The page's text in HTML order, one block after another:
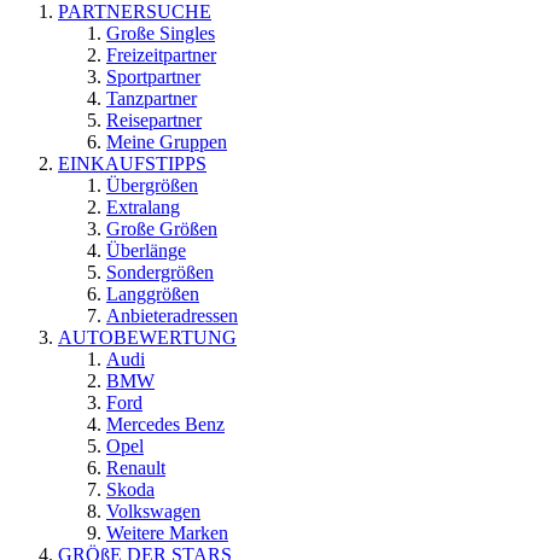
PARTNERSUCHE
Große Singles
Freizeitpartner
Sportpartner
Tanzpartner
Reisepartner
Meine Gruppen
EINKAUFSTIPPS
Übergrößen
Extralang
Große Größen
Überlänge
Sondergrößen
Langgrößen
Anbieteradressen
AUTOBEWERTUNG
Audi
BMW
Ford
Mercedes Benz
Opel
Renault
Skoda
Volkswagen
Weitere Marken
GRÖßE DER STARS